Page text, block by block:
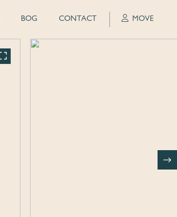
BOG CONTACT MOVE